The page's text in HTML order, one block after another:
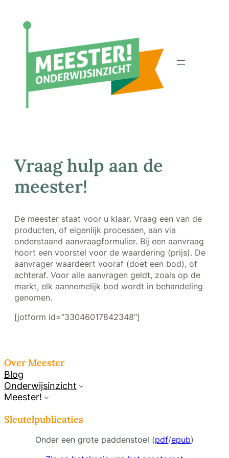
Vraag hulp aan de
meester!
De meester staat voor u klaar. Vraag een van de
producten, of eigenlijk processen, aan via
onderstaand aanvraagformulier. Bij een aanvraag
hoort een voorstel voor de waardering (prijs). De
aanvrager waardeert vooraf (doet een bod), of
achteraf. Voor alle aanvragen geldt, zoals op de
markt, elk aannemelijk bod wordt in behandeling
genomen.
[jotform id=”33046017842348″]
Over Meester
Blog
Onderwijsinzicht
Meester!
Sleutelpublicaties
Onder een grote paddenstoel (pdf/epub)